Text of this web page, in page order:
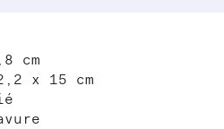
cm
x 15 cm